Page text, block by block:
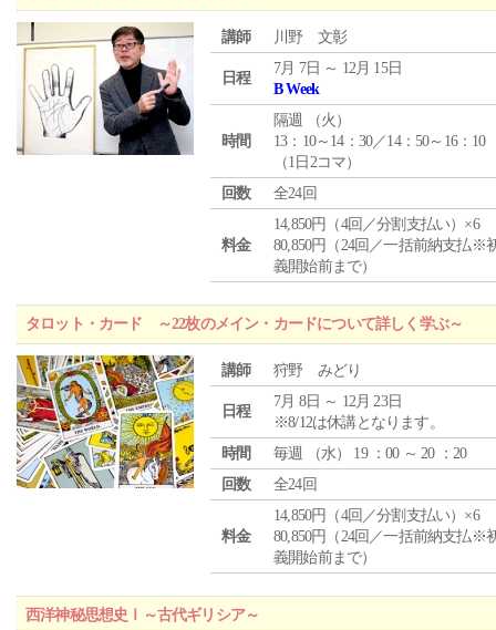
講師 川野 文彰
日程
7月 7日 ～ 12月 15日
B Week
時間
隔週 （火 ）
13：10～14：30／14：50～16：10
（1日2コマ）
回数
全24回
料金
14,850円（4回／分割支払い）×6
80,850円（24回／一括前納支払※
義開始前まで）
タロット・カード ～22枚のメイン・カードについて詳しく学ぶ～
講師 狩野 みどり
日程
7月 8日 ～ 12月 23日
※8/12は休講となります。
時間
毎週 （水） 19 ：00 ～ 20 ：20
回数
全24回
料金
14,850円（4回／分割支払い）×6
80,850円（24回／一括前納支払※
義開始前まで）
西洋神秘思想史Ⅰ～古代ギリシア～